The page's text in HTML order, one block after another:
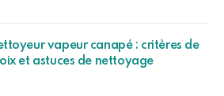
vapeur canapé : critères de
et astuces de nettoyage